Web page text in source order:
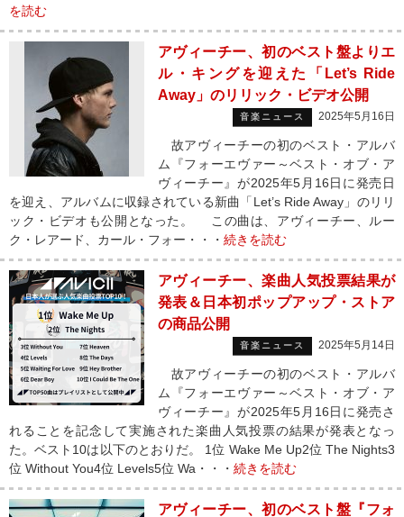
を読む
アヴィーチー、初のベスト盤よりエ
ル・キングを迎えた「Let’s Ride
Away」のリリック・ビデオ公開
音楽ニュース 2025年5月16日
故アヴィーチーの初のベスト・アルバ
ム『フォーエヴァー～ベスト・オブ・ア
ヴィーチー』が2025年5月16日に発売日
を迎え、アルバムに収録されている新曲「Let’s Ride Away」のリリ
ック・ビデオも公開となった。 この曲は、アヴィーチー、ルー
ク・レアード、カール・フォー・・・ 続きを読む
アヴィーチー、楽曲人気投票結果が
発表＆日本初ポップアップ・ストア
の商品公開
音楽ニュース 2025年5月14日
故アヴィーチーの初のベスト・アルバ
ム『フォーエヴァー～ベスト・オブ・ア
ヴィーチー』が2025年5月16日に発売さ
れることを記念して実施された楽曲人気投票の結果が発表となっ
た。ベスト10は以下のとおりだ。 1位 Wake Me Up2位 The Nights3
位 Without You4位 Levels5位 Wa・・・ 続きを読む
アヴィーチー、初のベスト盤『フォ